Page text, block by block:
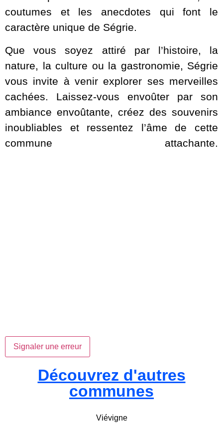
coutumes et les anecdotes qui font le
caractère unique de Ségrie.
Que vous soyez attiré par l’histoire, la
nature, la culture ou la gastronomie, Ségrie
vous invite à venir explorer ses merveilles
cachées. Laissez-vous envoûter par son
ambiance envoûtante, créez des souvenirs
inoubliables et ressentez l’âme de cette
commune attachante.
Signaler une erreur
Découvrez d'autres
communes
Viévigne